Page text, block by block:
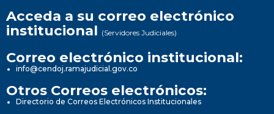
Acceda a su correo electrónico
institucional (Servidores Judiciales)
Correo electrónico institucional:
info@cendoj.ramajudicial.gov.co
Otros Correos electrónicos:
Directorio de Correos Electrónicos Institucionales